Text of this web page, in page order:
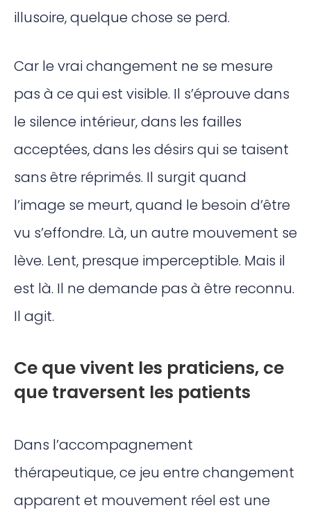
illusoire, quelque chose se perd.
Car le vrai changement ne se mesure
pas à ce qui est visible. Il s’éprouve dans
le silence intérieur, dans les failles
acceptées, dans les désirs qui se taisent
sans être réprimés. Il surgit quand
l’image se meurt, quand le besoin d’être
vu s’effondre. Là, un autre mouvement se
lève. Lent, presque imperceptible. Mais il
est là. Il ne demande pas à être reconnu.
Il agit.
Ce que vivent les praticiens, ce
que traversent les patients
Dans l’accompagnement
thérapeutique, ce jeu entre changement
apparent et mouvement réel est une